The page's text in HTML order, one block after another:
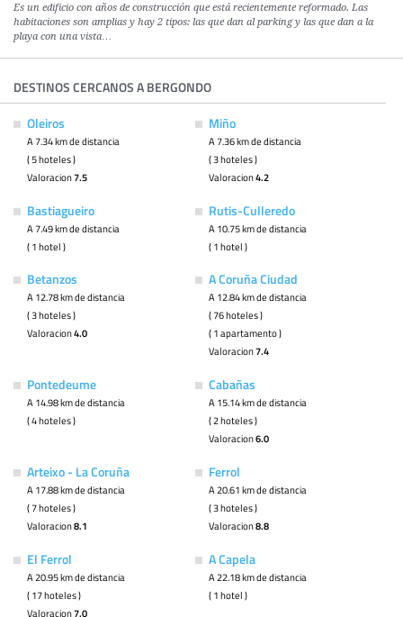
Es un edificio con años de construcción que está recientemente reformado. Las
habitaciones son amplias y hay 2 tipos: las que dan al parking y las que dan a la
playa con una vista…
DESTINOS CERCANOS A BERGONDO
Oleiros
A 7.34 km de distancia
( 5 hoteles )
Valoracion7.5
Miño
A 7.36 km de distancia
( 3 hoteles )
Valoracion4.2
Bastiagueiro
A 7.49 km de distancia
( 1 hotel )
Rutis-Culleredo
A 10.75 km de distancia
( 1 hotel )
Betanzos
A 12.78 km de distancia
( 3 hoteles )
Valoracion4.0
A Coruña Ciudad
A 12.84 km de distancia
( 76 hoteles )
( 1 apartamento )
Valoracion7.4
Pontedeume
A 14.98 km de distancia
( 4 hoteles )
Cabañas
A 15.14 km de distancia
( 2 hoteles )
Valoracion6.0
Arteixo - La Coruña
A 17.88 km de distancia
( 7 hoteles )
Valoracion8.1
Ferrol
A 20.61 km de distancia
( 3 hoteles )
Valoracion8.8
El Ferrol
A 20.95 km de distancia
( 17 hoteles )
Valoracion7.0
A Capela
A 22.18 km de distancia
( 1 hotel )